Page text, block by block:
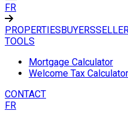
FR
PROPERTIESBUYERS
TOOLS
Mortgage Calculator
Welcome Tax Calculator
CONTACT
FR